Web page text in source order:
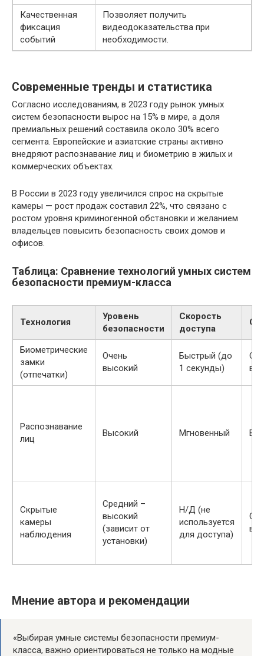
Качественная
фиксация
событий
Позволяет получить
видеодоказательства при
необходимости.
Современные тренды и статистика
Согласно исследованиям, в 2023 году рынок умных
систем безопасности вырос на 15% в мире, а доля
премиальных решений составила около 30% всего
сегмента. Европейские и азиатские страны активно
внедряют распознавание лиц и биометрию в жилых и
коммерческих объектах.
В России в 2023 году увеличился спрос на скрытые
камеры — рост продаж составил 22%, что связано с
ростом уровня криминогенной обстановки и желанием
владельцев повысить безопасность своих домов и
офисов.
Таблица: Сравнение технологий умных систем
безопасности премиум-класса
Технология
Уровень
безопасности
Скорость
доступа
Биометрические
замки
(отпечатки)
Очень
высокий
Быстрый (до
1 секунды)
Распознавание
лиц
Высокий Мгновенный
Скрытые
камеры
наблюдения
Средний –
высокий
(зависит от
установки)
Н/Д (не
используется
для доступа)
Мнение автора и рекомендации
«Выбирая умные системы безопасности премиум-
класса, важно ориентироваться не только на модные